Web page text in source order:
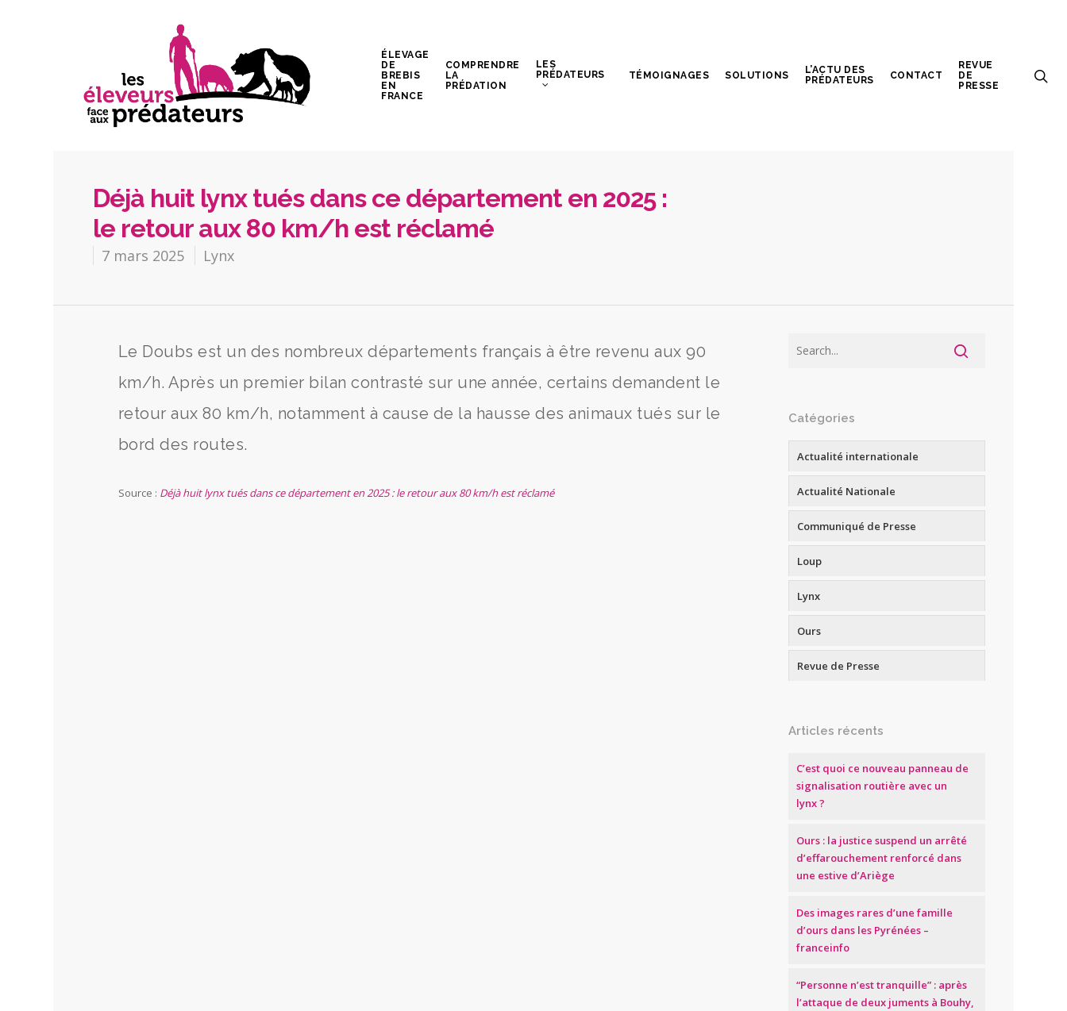
ÉLEVAGE
DE
BREBIS
EN
FRANCE
COMPRENDRE
LA
PRÉDATION
LES
PRÉDATEURS
TÉMOIGNAGES SOLUTIONS
L’ACTU DES
PRÉDATEURS
CONTACT
REVUE
DE
PRESSE
Déjà huit lynx tués dans ce département en 2025 :
le retour aux 80 km/h est réclamé
7 mars 2025 Lynx
Le Doubs est un des nombreux départements français à être revenu aux 90
km/h. Après un premier bilan contrasté sur une année, certains demandent le
retour aux 80 km/h, notamment à cause de la hausse des animaux tués sur le
bord des routes.
Source : Déjà huit lynx tués dans ce département en 2025 : le retour aux 80 km/h est réclamé
Catégories
Actualité internationale
Actualité Nationale
Communiqué de Presse
Loup
Lynx
Ours
Revue de Presse
Articles récents
C’est quoi ce nouveau panneau de
signalisation routière avec un
lynx ?
Ours : la justice suspend un arrêté
d’effarouchement renforcé dans
une estive d’Ariège
Des images rares d’une famille
d’ours dans les Pyrénées –
franceinfo
“Personne n’est tranquille” : après
l’attaque de deux juments à Bouhy,